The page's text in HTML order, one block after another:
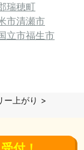
瑞穂町
市清瀬市
立市福生市
ー上がり